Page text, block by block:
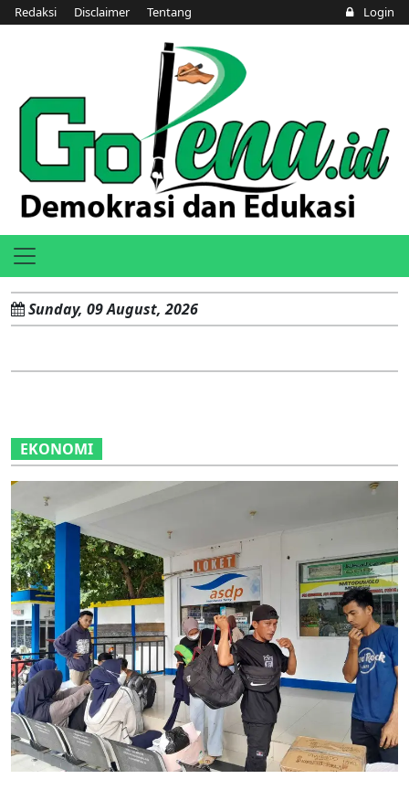
Redaksi Disclaimer Tentang Login
Sunday, 09 August, 2026
EKONOMI